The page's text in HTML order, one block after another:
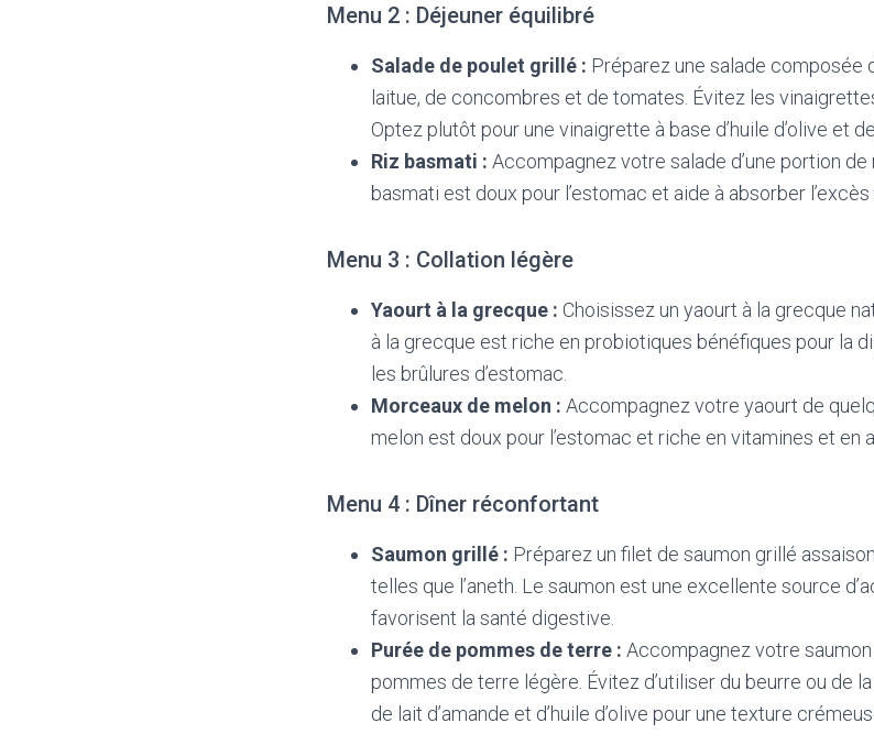
Menu 2 : Déjeuner équilibré
Salade de poulet grillé : Préparez une salade composée
laitue, de concombres et de tomates. Évitez les
Optez plutôt pour une vinaigrette à base d’huile d’olive et
Riz basmati : Accompagnez votre salade d’une portion
basmati est doux pour l’estomac et aide à absorber l’excès
Menu 3 : Collation légère
Yaourt à la grecque : Choisissez un yaourt à la grecque
à la grecque est riche en probiotiques bénéfiques pour la
les brûlures d’estomac.
Morceaux de melon : Accompagnez votre yaourt de
melon est doux pour l’estomac et riche en vitamines et en
Menu 4 : Dîner réconfortant
Saumon grillé : Préparez un filet de saumon grillé
telles que l’aneth. Le saumon est une excellente source
favorisent la santé digestive.
Purée de pommes de terre : Accompagnez votre
pommes de terre légère. Évitez d’utiliser du beurre ou de
de lait d’amande et d’huile d’olive pour une texture